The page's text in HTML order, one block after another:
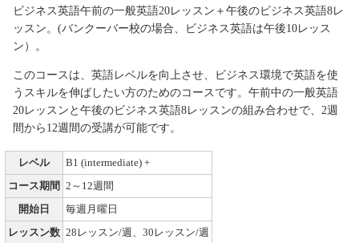
ビジネス英語午前の一般英語20レッスン＋午後のビジネス英語8レ
ッスン。(バンクーバー校の場合、ビジネス英語は午後10レッス
ン）。
このコースは、英語レベルを向上させ、ビジネス環境で英語を使
うスキルを伸ばしたい方のためのコースです。午前中の一般英語
20レッスンと午後のビジネス英語8レッスンの組み合わせで、2週
間から12週間の受講が可能です。
レベル B1 (intermediate) +
コース期間 2～12週間
開始日 毎週月曜日
レッスン数 28レッスン/週、30レッスン/週